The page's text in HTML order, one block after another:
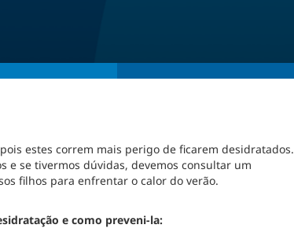
estes correm mais perigo de ficarem desidratados.
e se tivermos dúvidas, devemos consultar um
filhos para enfrentar o calor do verão.
e como preveni-la: